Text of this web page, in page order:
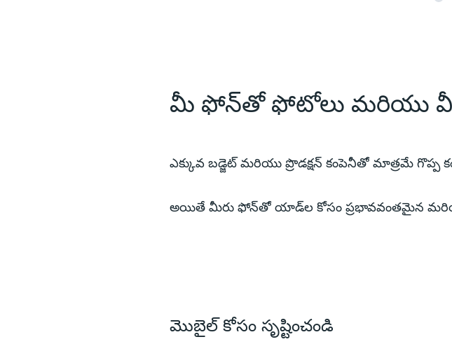
మీ ఫోన్‌తో ఫోటోలు మరియు
ఎక్కువ బడ్జెట్ మరియు ప్రొడక్షన్ కంపెనీతో మాత్రమే గొప్ప
అయితే మీరు ఫోన్‌తో యాడ్‌ల కోసం ప్రభావవంతమైన మరియు
మొబైల్ కోసం సృష్టించండి